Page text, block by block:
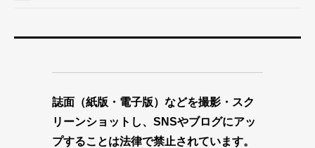
誌面（紙版・電子版）などを撮影・スク
リーンショットし、SNSやブログにアッ
プすることは法律で禁止されています。